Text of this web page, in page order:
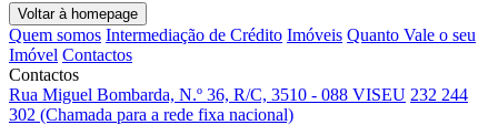
Voltar à homepage
Quem somos Intermediação de Crédito Imóveis Quanto Vale o seu
Imóvel Contactos
Contactos
Rua Miguel Bombarda, N.º 36, R/C, 3510 - 088 VISEU 232 244
302 (Chamada para a rede fixa nacional)